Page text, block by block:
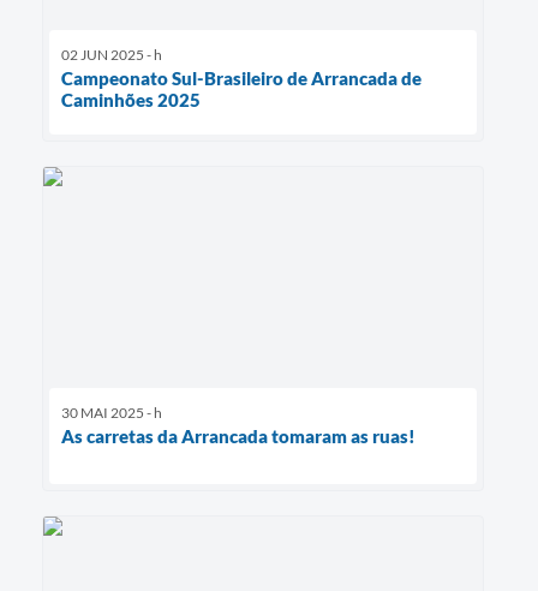
02 JUN 2025 - h
Campeonato Sul-Brasileiro de Arrancada de
Caminhões 2025
30 MAI 2025 - h
As carretas da Arrancada tomaram as ruas!